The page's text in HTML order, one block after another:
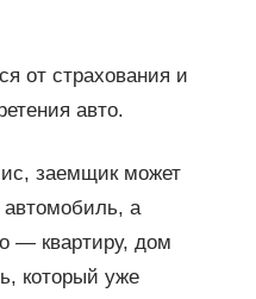
от страхования и
авто.
заемщик может
автомобиль, а
— квартиру, дом
который уже